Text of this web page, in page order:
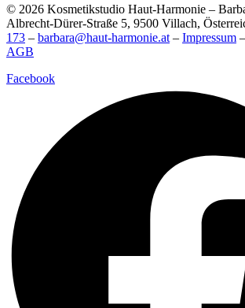
© 2026 Kosmetikstudio Haut-Harmonie –
Albrecht-Dürer-Straße 5, 9500 Villach,
173 – barbara@haut-harmonie.at – Impressum –
AGB
Facebook